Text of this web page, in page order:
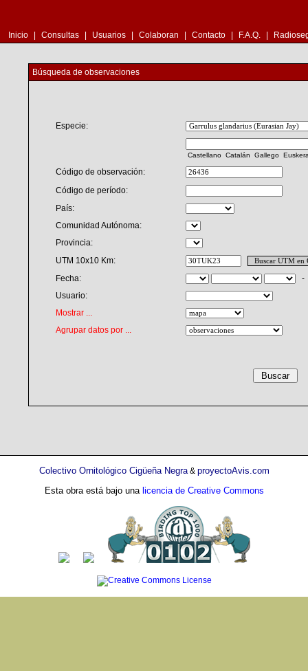
Inicio Consultas Usuarios Colaboran Contacto F.A.Q.
Búsqueda de observaciones
Especie:
Castellano Catalán Gallego
Código de observación:
Código de período:
País:
Comunidad Autónoma:
Provincia:
UTM 10x10 Km:
Fecha:
Usuario:
Mostrar ...
Agrupar datos por ...
Colectivo Ornitológico Cigüeña Negra& proyectoAvis.com
Esta obra está bajo una licencia de Creative Commons